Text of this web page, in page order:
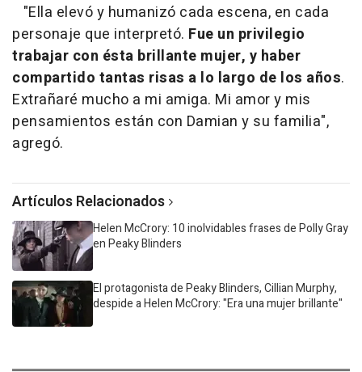
"Ella elevó y humanizó cada escena, en cada
personaje que interpretó. Fue un privilegio
trabajar con ésta brillante mujer, y haber
compartido tantas risas a lo largo de los años.
Extrañaré mucho a mi amiga. Mi amor y mis
pensamientos están con Damian y su familia",
agregó.
Artículos Relacionados
Helen McCrory: 10 inolvidables frases de Polly Gray
en Peaky Blinders
El protagonista de Peaky Blinders, Cillian Murphy,
despide a Helen McCrory: "Era una mujer brillante"